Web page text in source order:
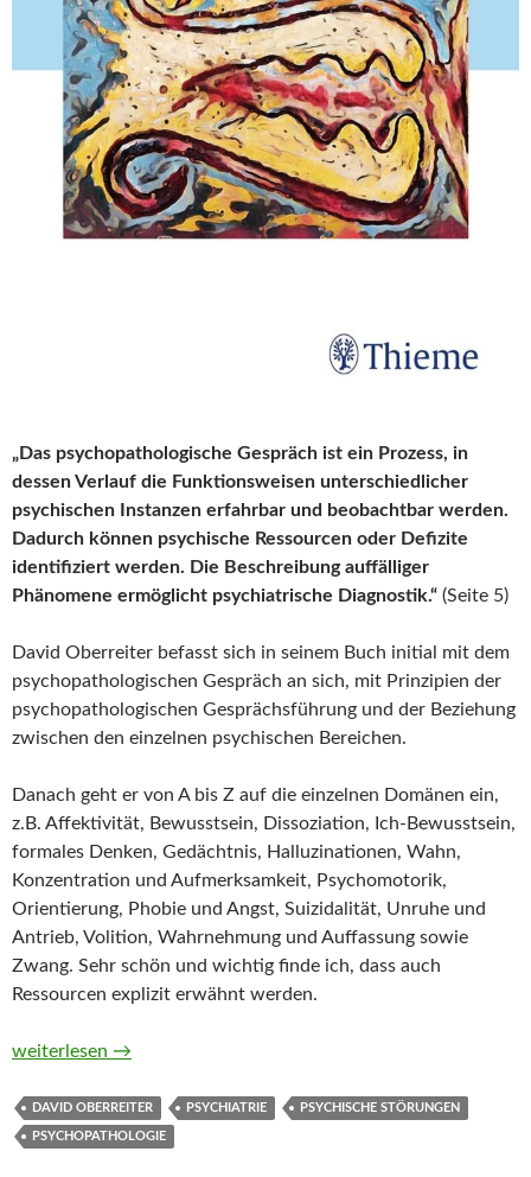
„Das psychopathologische Gespräch ist ein Prozess, in
dessen Verlauf die Funktionsweisen unterschiedlicher
psychischen Instanzen erfahrbar und beobachtbar werden.
Dadurch können psychische Ressourcen oder Defizite
identifiziert werden. Die Beschreibung auffälliger
Phänomene ermöglicht psychiatrische Diagnostik.“ (Seite 5)
David Oberreiter befasst sich in seinem Buch initial mit dem
psychopathologischen Gespräch an sich, mit Prinzipien der
psychopathologischen Gesprächsführung und der Beziehung
zwischen den einzelnen psychischen Bereichen.
Danach geht er von A bis Z auf die einzelnen Domänen ein,
z.B. Affektivität, Bewusstsein, Dissoziation, Ich-Bewusstsein,
formales Denken, Gedächtnis, Halluzinationen, Wahn,
Konzentration und Aufmerksamkeit, Psychomotorik,
Orientierung, Phobie und Angst, Suizidalität, Unruhe und
Antrieb, Volition, Wahrnehmung und Auffassung sowie
Zwang. Sehr schön und wichtig finde ich, dass auch
Ressourcen explizit erwähnt werden.
Psychopathologie. Das ABC des psychopathologischen
weiterlesen →
DAVID OBERREITER PSYCHIATRIE PSYCHISCHE STÖRUNGEN
PSYCHOPATHOLOGIE